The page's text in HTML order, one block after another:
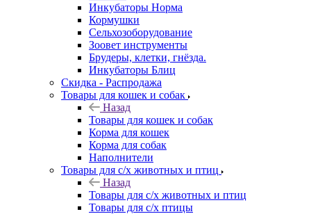
Инкубаторы Норма
Кормушки
Сельхозоборудование
Зоовет инструменты
Брудеры, клетки, гнёзда.
Инкубаторы Блиц
Скидка - Распродажа
Товары для кошек и собак
Назад
Товары для кошек и собак
Корма для кошек
Корма для собак
Наполнители
Товары для с/х животных и птиц
Назад
Товары для с/х животных и птиц
Товары для с/х птицы